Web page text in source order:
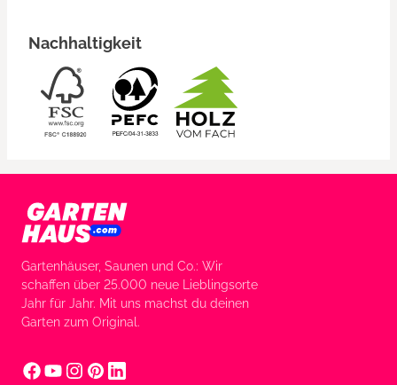
Nachhaltigkeit
Gartenhäuser, Saunen und Co.: Wir
schaffen über 25.000 neue Lieblingsorte
Jahr für Jahr. Mit uns machst du deinen
Garten zum Original.